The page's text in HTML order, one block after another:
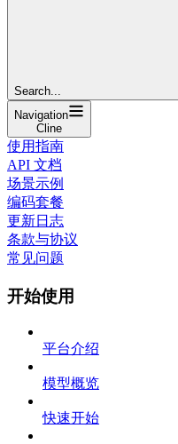
Search...
Navigation
Cline
使用指南
API 文档
场景示例
编码套餐
更新日志
条款与协议
常见问题
开始使用
平台介绍
模型概览
快速开始